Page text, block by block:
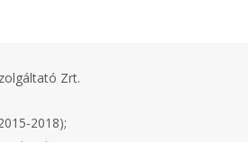
Zrt.
2018);